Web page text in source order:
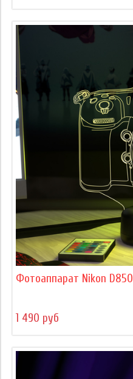
Фотоаппарат Nikon D850
1 490 руб